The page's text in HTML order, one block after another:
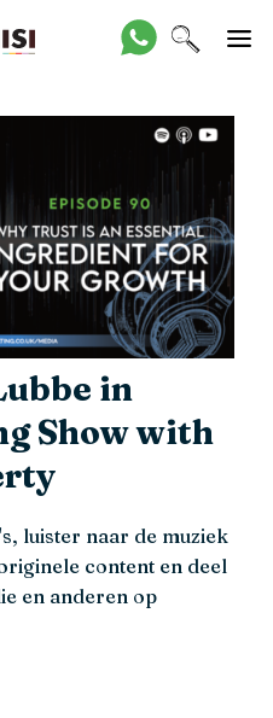
in
Show with
luister naar de muziek
content en deel
en anderen op